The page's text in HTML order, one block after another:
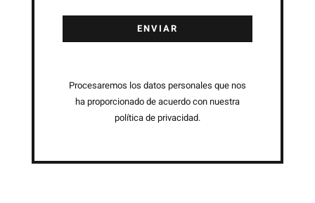
ENVIAR
Procesaremos los datos personales que nos
ha proporcionado de acuerdo con nuestra
política de privacidad.